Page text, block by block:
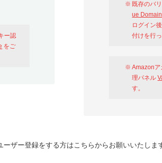
ー認
をご
既存のバ
ue
ログイン
付けを行
Amazonア
理パネル
す。
ザー登録をする方はこちらからお願いいたしま